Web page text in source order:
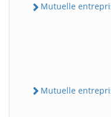
Mutuelle
Mutuelle